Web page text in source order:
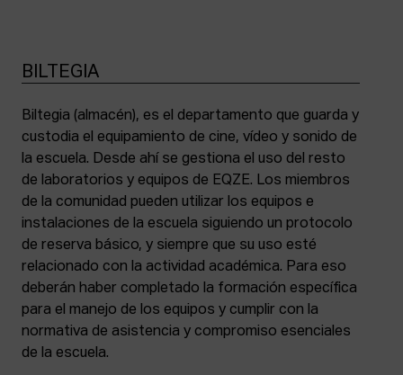
BILTEGIA
Biltegia (almacén), es el departamento que guarda y
custodia el equipamiento de cine, vídeo y sonido de
la escuela. Desde ahí se gestiona el uso del resto
de laboratorios y equipos de EQZE. Los miembros
de la comunidad pueden utilizar los equipos e
instalaciones de la escuela siguiendo un protocolo
de reserva básico, y siempre que su uso esté
relacionado con la actividad académica. Para eso
deberán haber completado la formación específica
para el manejo de los equipos y cumplir con la
normativa de asistencia y compromiso esenciales
de la escuela.